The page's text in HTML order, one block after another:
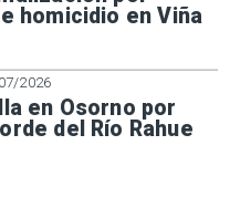
homicidio en Viña
2026
en Osorno por
del Río Rahue